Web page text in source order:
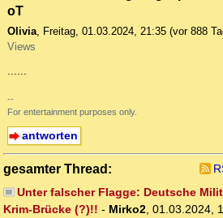
oT
Olivia, Freitag, 01.03.2024, 21:35 (vor 888
Views
......
--
For entertainment purposes only.
antworten
gesamter Thread:
Unter falscher Flagge: Deutsche
Krim-Brücke (?)!! - Mirko2, 01.03.2024,